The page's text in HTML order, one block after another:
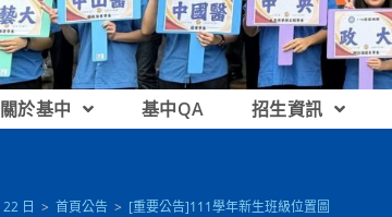
關於基中 基中QA 招生資訊
22 日 > 首頁公告 > [重要公告]111學年新生班級位置圖